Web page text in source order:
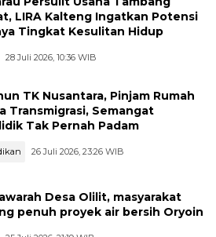
LIRA Kalteng Ingatkan Potensi
Tingkat Kesulitan Hidup
28 Juli 2026, 10:36 WIB
TK Nusantara, Pinjam Rumah
Transmigrasi, Semangat
Tak Pernah Padam
26 Juli 2026, 23:26 WIB
Desa Olilit, masyarakat
penuh proyek air bersih Oryoin